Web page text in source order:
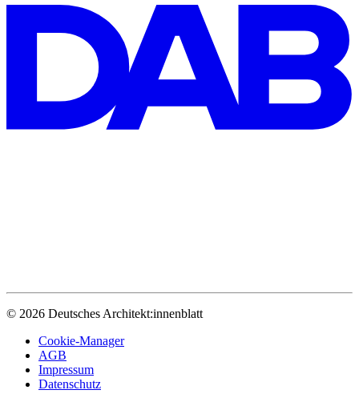
© 2026 Deutsches Architekt:innenblatt
Cookie-Manager
AGB
Impressum
Datenschutz